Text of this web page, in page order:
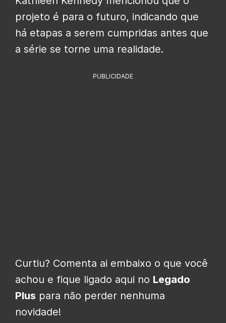
projeto é para o futuro, indicando que
há etapas a serem cumpridas antes que
a série se torne uma realidade.
PUBLICIDADE
Curtiu? Comenta ai embaixo o que você
achou e fique ligado aqui no Legado
Plus para não perder nenhuma
novidade!